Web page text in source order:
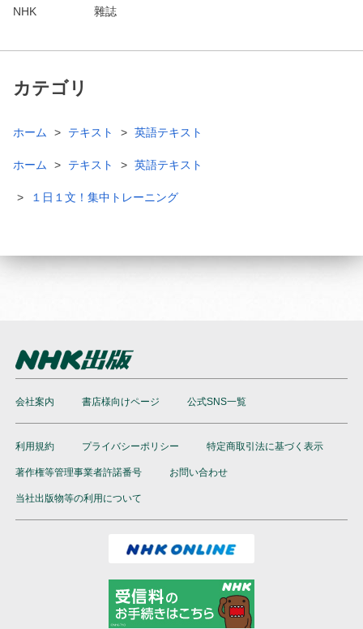
NHK
雜誌
カテゴリ
ホーム テキスト 英語テキスト
ホーム テキスト 英語テキスト
１日１文！集中トレーニング
会社案内 書店様向けページ 公式SNS一覧
利用規約 プライバシーポリシー 特定商取引法に基づく表示
著作権等管理事業者許諾番号 お問い合わせ
当社出版物等の利用について